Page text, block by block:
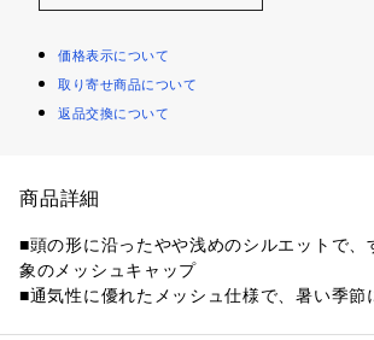
価格表示について
取り寄せ商品について
返品交換について
商品詳細
■頭の形に沿ったやや浅めのシルエットで、
象のメッシュキャップ
■通気性に優れたメッシュ仕様で、暑い季節